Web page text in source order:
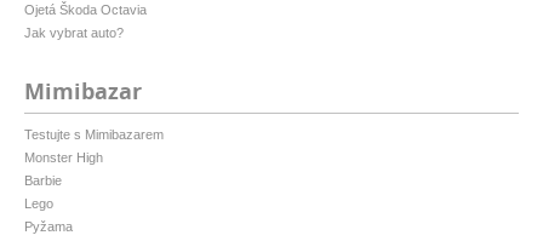
Ojetá Škoda Octavia
Jak vybrat auto?
Mimibazar
Testujte s Mimibazarem
Monster High
Barbie
Lego
Pyžama